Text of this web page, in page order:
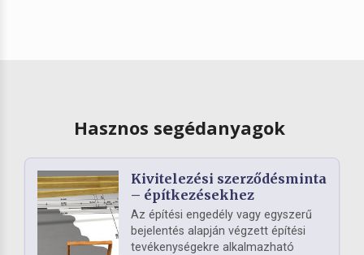
Hasznos segédanyagok
Kivitelezési szerződésminta
– építkezésekhez
Az építési engedély vagy egyszerű
bejelentés alapján végzett építési
tevékenységekre alkalmazható